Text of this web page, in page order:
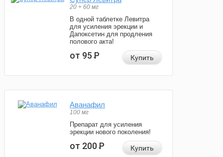
20 + 60 мг
В одной таблетке Левитра
для усиления эрекции и
Дапоксетин для продления
полового акта!
от 95Р Купить
Аванафил
100 мг
Препарат для усиления
эрекции нового поколения!
от 200Р Купить